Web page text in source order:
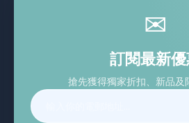
✉
訂閱最新
搶先獲得獨家折扣、新品及